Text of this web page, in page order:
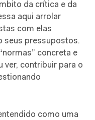
da crítica e da
aqui arrolar
com elas
seus pressupostos.
concreta e
ver, contribuir para o
como uma